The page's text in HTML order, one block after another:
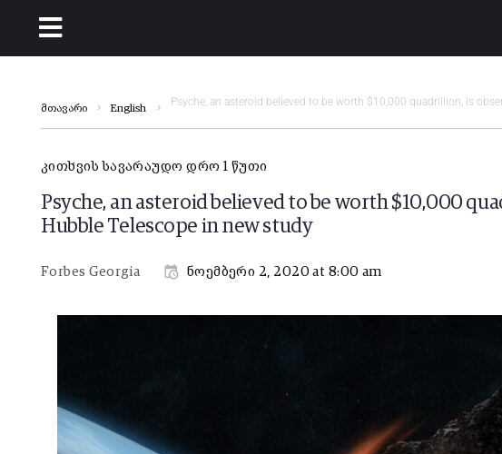
მთავარი English
Psyche, an asteroid believed to be worth $10,000 quadrillion, is
კითხვის სავარაუდო დრო 1 წუთი
Psyche, an asteroid believed to be worth $10,000
Hubble Telescope in new study
Forbes Georgia ნოემბერი 2, 2020 at 8:00 am